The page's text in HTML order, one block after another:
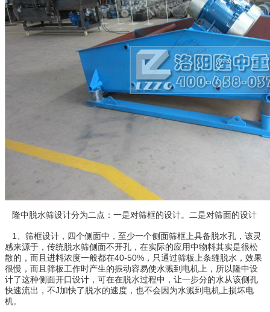
隆中脱水筛设计分为二点：一是对筛框的设计。二是对筛面的设计
1、筛框设计，四个侧面中，至少一个侧面筛框上具备脱水孔，该灵
感来源于，传统脱水筛侧面不开孔，在实际的应用中物料其实是很松
散的，而且进料浓度一般都在40-50%，只通过筛板上条缝脱水，效果
很慢，而且筛板工作时产生的振动容易使水溅到电机上，所以隆中设
计了这种侧面开口设计，可在在脱水过程中，让一步分的水从该侧孔
快速流出，不J加快了脱水的速度，也不会因为水溅到电机上损坏电
机。